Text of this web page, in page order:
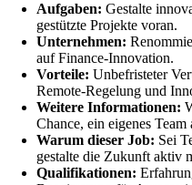
Aufgaben: Gestalte
gestützte Projekte voran.
Unternehmen:
auf Finance-Innovation.
Vorteile: Unbefristeter
Remote-Regelung und
Weitere Informationen:
Chance, ein eigenes Team
Warum dieser Job: Sei
gestalte die Zukunft aktiv
Qualifikationen: